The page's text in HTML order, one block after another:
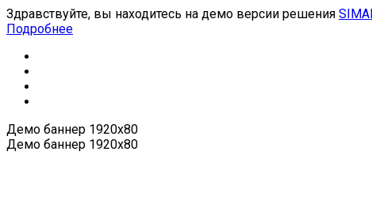
Здравствуйте, вы находитесь на демо версии решения
Подробнее
Демо баннер 1920х80
Демо баннер 1920х80